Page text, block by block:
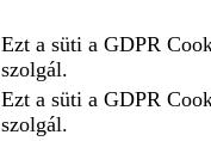
Ezt a süti a GDPR
szolgál.
Ezt a süti a GDPR
szolgál.